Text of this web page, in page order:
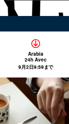
Arabia
24h Avec
9月2日9:59まで